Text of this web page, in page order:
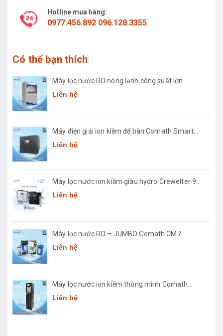
Hotline mua hàng:
0977.456.892 096.128.3355
Có thể bạn thích
Máy lọc nước RO nóng lạnh công suất lớn
Comath CM2681-50
Liên hệ
Máy điện giải ion kiềm để bàn Comath Smart
CM-3668
Liên hệ
Máy lọc nước ion kiềm giàu hydro Crewelter 9
Hàn Quốc
Liên hệ
Máy lọc nước RO – JUMBO Comath CM7
Liên hệ
Máy lọc nước ion kiềm thông minh Comath
Smart CM3668
Liên hệ